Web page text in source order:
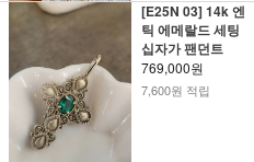
[E25N 03] 14k 엔
틱 에메랄드 세팅
십자가 팬던트
769,000원
7,600원 적립